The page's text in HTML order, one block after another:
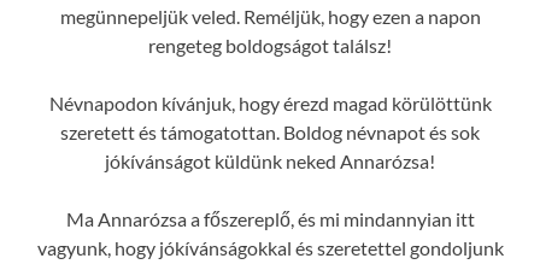
megünnepeljük veled. Reméljük, hogy ezen a napon
rengeteg boldogságot találsz!
Névnapodon kívánjuk, hogy érezd magad körülöttünk
szeretett és támogatottan. Boldog névnapot és sok
jókívánságot küldünk neked Annarózsa!
Ma Annarózsa a főszereplő, és mi mindannyian itt
vagyunk, hogy jókívánságokkal és szeretettel gondoljunk